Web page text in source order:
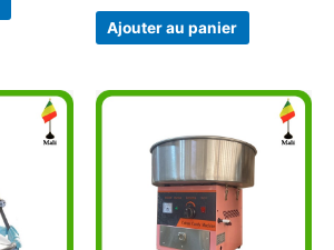
Ajouter au panier